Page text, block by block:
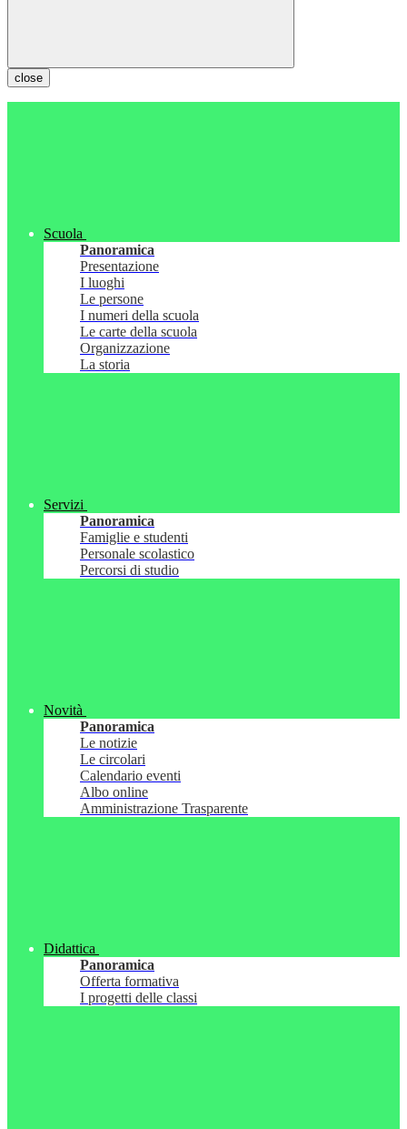
close
Scuola
Panoramica
Presentazione
I luoghi
Le persone
I numeri della scuola
Le carte della scuola
Organizzazione
La storia
Servizi
Panoramica
Famiglie e studenti
Personale scolastico
Percorsi di studio
Novità
Panoramica
Le notizie
Le circolari
Calendario eventi
Albo online
Amministrazione Trasparente
Didattica
Panoramica
Offerta formativa
I progetti delle classi